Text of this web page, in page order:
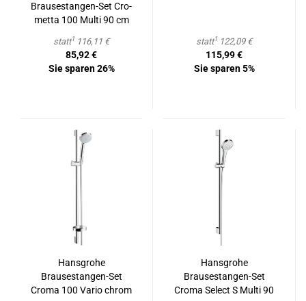
Brausestangen-​​Set Cro­
met­ta 100 Multi 90 cm
statt1 116,11 €
85,92 €
Sie sparen 26%
statt1 122,09 €
115,99 €
Sie sparen 5%
Hans­gro­he
Brausestangen-​​Set
Croma 100 Vario chrom
Hans­gro­he
Brausestangen-​​Set
Croma Select S Multi 90